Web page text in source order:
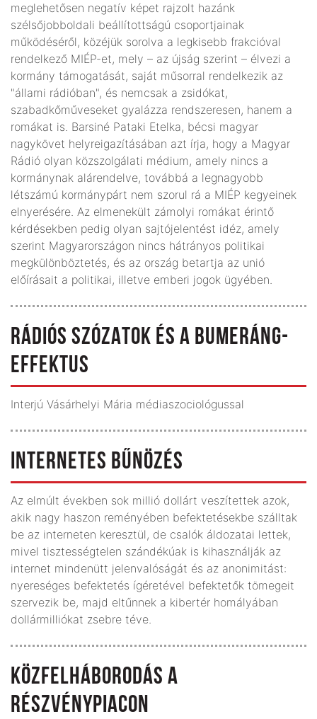
meglehetősen negatív képet rajzolt hazánk
szélsőjobboldali beállítottságú csoportjainak
működéséről, közéjük sorolva a legkisebb frakcióval
rendelkező MIÉP-et, mely – az újság szerint – élvezi a
kormány támogatását, saját műsorral rendelkezik az
"állami rádióban", és nemcsak a zsidókat,
szabadkőműveseket gyalázza rendszeresen, hanem a
romákat is. Barsiné Pataki Etelka, bécsi magyar
nagykövet helyreigazításában azt írja, hogy a Magyar
Rádió olyan közszolgálati médium, amely nincs a
kormánynak alárendelve, továbbá a legnagyobb
létszámú kormánypárt nem szorul rá a MIÉP kegyeinek
elnyerésére. Az elmenekült zámolyi romákat érintő
kérdésekben pedig olyan sajtójelentést idéz, amely
szerint Magyarországon nincs hátrányos politikai
megkülönböztetés, és az ország betartja az unió
előírásait a politikai, illetve emberi jogok ügyében.
RÁDIÓS SZÓZATOK ÉS A BUMERÁNG-
EFFEKTUS
Interjú Vásárhelyi Mária médiaszociológussal
INTERNETES BŰNÖZÉS
Az elmúlt években sok millió dollárt veszítettek azok,
akik nagy haszon reményében befektetésekbe szálltak
be az interneten keresztül, de csalók áldozatai lettek,
mivel tisztességtelen szándékúak is kihasználják az
internet mindenütt jelenvalóságát és az anonimitást:
nyereséges befektetés ígéretével befektetők tömegeit
szervezik be, majd eltűnnek a kibertér homályában
dollármilliókat zsebre téve.
KÖZFELHÁBORODÁS A
RÉSZVÉNYPIACON